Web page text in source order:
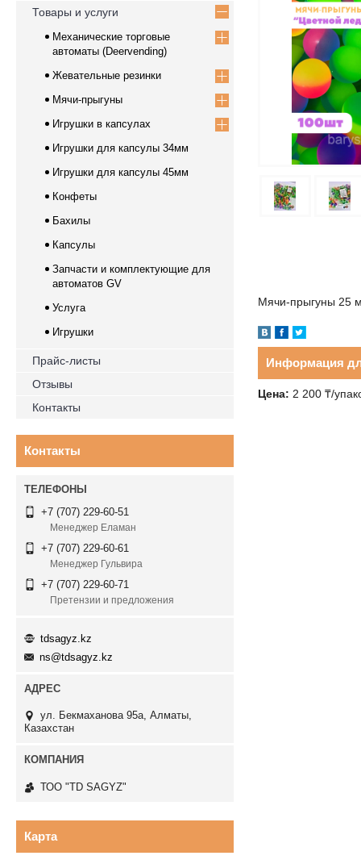
Мячи-прыгуны 25
Информация
Цена: 2 200 ₸/
Товары и услуги
Механические торговые
автоматы (Deervending)
Жевательные резинки
Мячи-прыгуны
Игрушки в капсулах
Игрушки для капсулы 34мм
Игрушки для капсулы 45мм
Конфеты
Бахилы
Капсулы
Запчасти и комплектующие для
автоматов GV
Услуга
Игрушки
Прайс-листы
Отзывы
Контакты
Контакты
+7 (707) 229-60-51
Менеджер Еламан
+7 (707) 229-60-61
Менеджер Гульвира
+7 (707) 229-60-71
Претензии и предложения
tdsagyz.kz
ns@tdsagyz.kz
ул. Бекмаханова 95а, Алматы,
Казахстан
ТОО "TD SAGYZ"
Карта